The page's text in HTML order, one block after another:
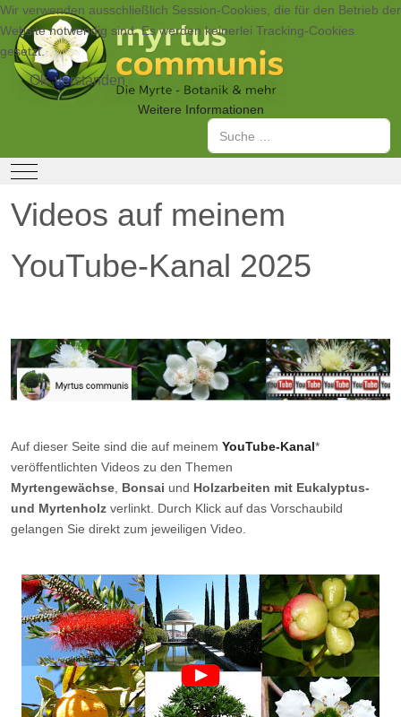
Suchen
Mobile Menu Toggle
Videos auf meinem
YouTube-Kanal 2025
Auf dieser Seite sind die auf meinem YouTube-Kanal*
veröffentlichten Videos zu den Themen
Myrtengewächse, Bonsai und Holzarbeiten mit Eukalyptus-
und Myrtenholz verlinkt. Durch Klick auf das Vorschaubild
gelangen Sie direkt zum jeweiligen Video.
Wir verwenden ausschließlich Session-Cookies, die für den Betrieb der
Website notwendig sind. Es werden keinerlei Tracking-Cookies
gesetzt.
Ok, verstanden
Weitere Informationen